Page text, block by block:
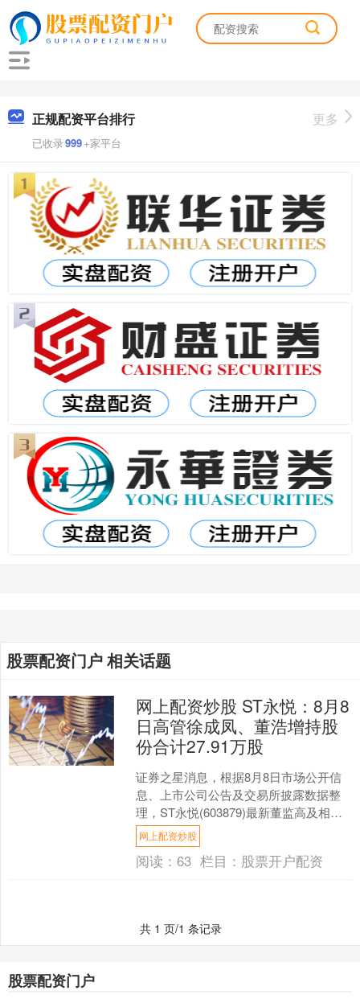
正规配资平台排行
已收录999+家平台
更多
股票配资门户 相关话题
网上配资炒股 ST永悦：8月8
日高管徐成凤、董浩增持股
份合计27.91万股
证券之星消息，根据8月8日市场公开信
息、上市公司公告及交易所披露数据整
理，ST永悦(603879)最新董监高及相关
人员股份变动情况：2024年8月8日公司
董事徐....
网上配资炒股
阅读：63 栏目： 股票开户配资
共 1 页/1 条记录
股票配资门户